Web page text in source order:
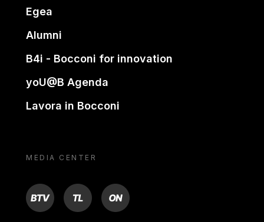
Egea
Alumni
B4i - Bocconi for innovation
yoU@B Agenda
Lavora in Bocconi
MEDIA CENTER
BTV TL ON